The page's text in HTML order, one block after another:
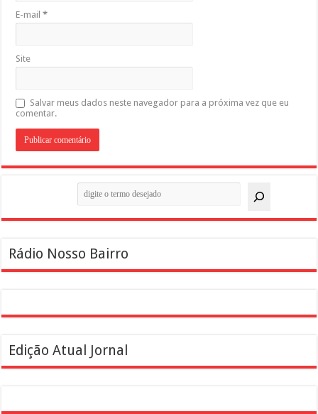
E-mail*
Site
Salvar meus dados neste navegador para a próxima vez que eu
comentar.
Rádio Nosso Bairro
Edição Atual Jornal